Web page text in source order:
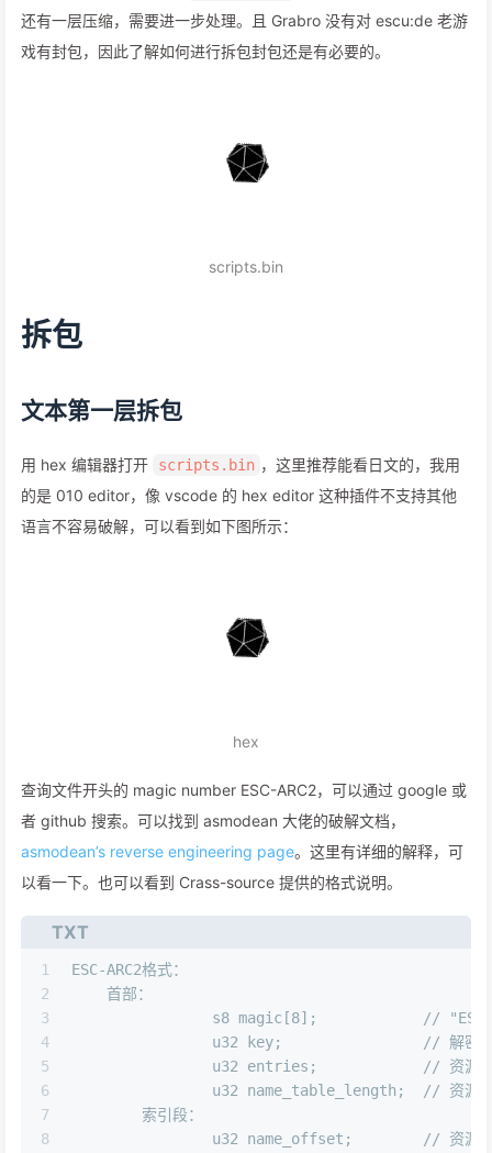
还有一层压缩，需要进一步处理。且 Grabro 没有对 escu:de 老游
戏有封包，因此了解如何进行拆包封包还是有必要的。
scripts.bin
拆包
文本第一层拆包
用 hex 编辑器打开 scripts.bin ，这里推荐能看日文的，我用
的是 010 editor，像 vscode 的 hex editor 这种插件不支持其他
语言不容易破解，可以看到如下图所示：
hex
查询文件开头的 magic number ESC-ARC2，可以通过 google 或
者 github 搜索。可以找到 asmodean 大佬的破解文档，
asmodean’s reverse engineering page。这里有详细的解释，可
以看一下。也可以看到 Crass-source 提供的格式说明。
TXT
1
2
3
4
5
6
7
8
ESC-ARC2格式：
    首部：
s8 magic[8];
u32 key;
u32 entries;		//
u32
索引段：
u32